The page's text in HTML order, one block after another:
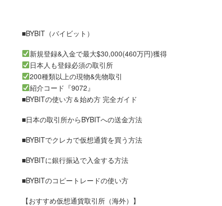
■BYBIT（バイビット）
新規登録&入金で最大$30,000(460万円)獲得
日本人も登録必須の取引所
200種類以上の現物&先物取引
紹介コード『9072』
■BYBITの使い方＆始め方 完全ガイド
■日本の取引所からBYBITへの送金方法
■BYBITでクレカで仮想通貨を買う方法
■BYBITに銀行振込で入金する方法
■BYBITのコピートレードの使い方
【おすすめ仮想通貨取引所（海外）】